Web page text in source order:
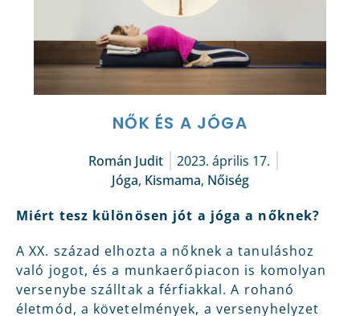
NŐK ÉS A JÓGA
Román Judit
2023. április 17.
Jóga, Kismama, Nőiség
Miért tesz különösen jót a jóga a nőknek?
A XX. század elhozta a nőknek a tanuláshoz
való jogot, és a munkaerőpiacon is komolyan
versenybe szálltak a férfiakkal. A rohanó
életmód, a követelmények, a versenyhelyzet